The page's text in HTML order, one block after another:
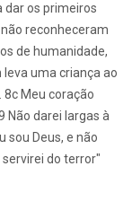
dar os primeiros
reconheceram
de humanidade,
uma criança ao
8c Meu coração
Não darei largas à
sou Deus, e não
do terror"